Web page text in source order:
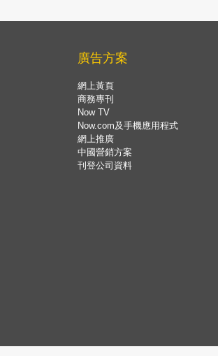
廣告方案
網上黃頁
商務專刊
Now TV
Now.com及手機應用程式
網上推廣
中國營銷方案
刊登公司資料